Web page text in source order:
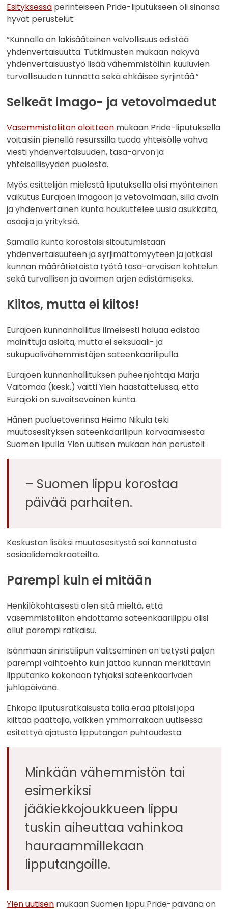
Esityksessä perinteiseen Pride-liputukseen oli sinänsä
hyvät perustelut:
”Kunnalla on lakisääteinen velvollisuus edistää
yhdenvertaisuutta. Tutkimusten mukaan näkyvä
yhdenvertaisuustyö lisää vähemmistöihin kuuluvien
turvallisuuden tunnetta sekä ehkäisee syrjintää.”
Selkeät imago- ja vetovoimaedut
Vasemmistoliiton aloitteen mukaan Pride-liputuksella
voitaisiin pienellä resurssilla tuoda yhteisölle vahva
viesti yhdenvertaisuuden, tasa-arvon ja
yhteisöllisyyden puolesta.
Myös esittelijän mielestä liputuksella olisi myönteinen
vaikutus Eurajoen imagoon ja vetovoimaan, sillä avoin
ja yhdenvertainen kunta houkuttelee uusia asukkaita,
osaajia ja yrityksiä.
Samalla kunta korostaisi sitoutumistaan
yhdenvertaisuuteen ja syrjimättömyyteen ja jatkaisi
kunnan määrätietoista työtä tasa-arvoisen kohtelun
sekä turvallisen ja avoimen arjen edistämiseksi.
Kiitos, mutta ei kiitos!
Eurajoen kunnanhallitus ilmeisesti haluaa edistää
mainittuja asioita, mutta ei seksuaali- ja
sukupuolivähemmistöjen sateenkaarilipulla.
Eurajoen kunnanhallituksen puheenjohtaja Marja
Vaitomaa (kesk.) väitti Ylen haastattelussa, että
Eurajoki on suvaitsevainen kunta.
Hänen puoluetoverinsa Heimo Nikula teki
muutosesityksen sateenkaarilipun korvaamisesta
Suomen lipulla. Ylen uutisen mukaan hän perusteli:
– Suomen lippu korostaa
päivää parhaiten.
Keskustan lisäksi muutosesitystä sai kannatusta
sosiaalidemokraateilta.
Parempi kuin ei mitään
Henkilökohtaisesti olen sitä mieltä, että
vasemmistoliiton ehdottama sateenkaarilippu olisi
ollut parempi ratkaisu.
Isänmaan siniristilipun valitseminen on tietysti paljon
parempi vaihtoehto kuin jättää kunnan merkittävin
lipputanko kokonaan tyhjäksi sateenkaariväen
juhlapäivänä.
Ehkäpä liputusratkaisusta tällä erää pitäisi jopa
kiittää päättäjiä, vaikken ymmärräkään uutisessa
esitettyä ajatusta lipputangon puhtaudesta.
Minkään vähemmistön tai
esimerkiksi
jääkiekkojoukkueen lippu
tuskin aiheuttaa vahinkoa
hauraammillekaan
lipputangoille.
Ylen uutisen mukaan Suomen lippu Pride-päivänä on